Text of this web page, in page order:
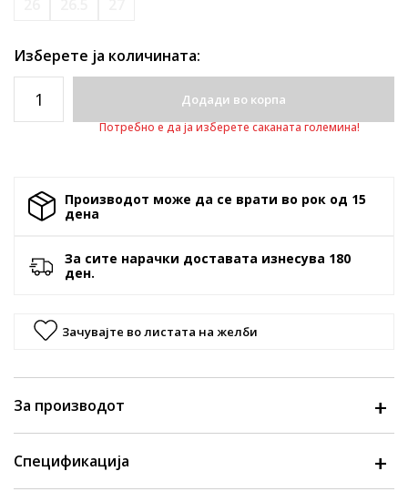
Изберете ја количината:
Додади во корпа
Потребно е да ја изберете саканата големина!
Производот може да се врати во рок од 15
денa
За сите нарачки доставата изнесува 180
ден.
Зачувајте во листата на желби
За производот
Спецификација